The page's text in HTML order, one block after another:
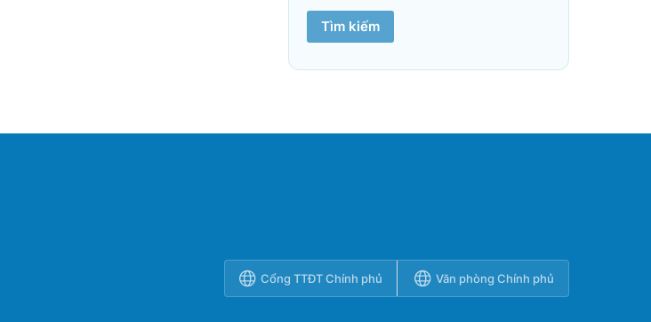
Tìm kiếm
Cổng TTĐT Chính phủ Văn phòng Chính phủ